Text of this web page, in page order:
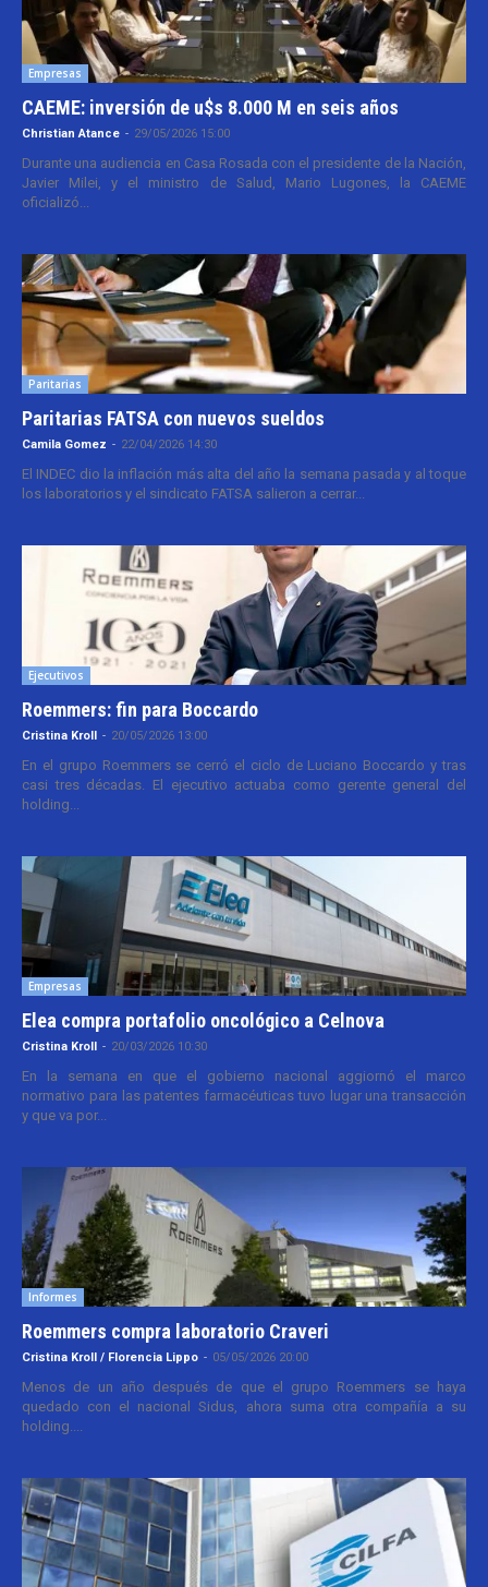
Empresas
CAEME: inversión de u$s 8.000 M en seis años
Christian Atance - 29/05/2026 15:00
Durante una audiencia en Casa Rosada con el presidente de la Nación,
Javier Milei, y el ministro de Salud, Mario Lugones, la CAEME
oficializó...
Paritarias
Paritarias FATSA con nuevos sueldos
Camila Gomez - 22/04/2026 14:30
El INDEC dio la inflación más alta del año la semana pasada y al toque
los laboratorios y el sindicato FATSA salieron a cerrar...
Ejecutivos
Roemmers: fin para Boccardo
Cristina Kroll - 20/05/2026 13:00
En el grupo Roemmers se cerró el ciclo de Luciano Boccardo y tras
casi tres décadas. El ejecutivo actuaba como gerente general del
holding...
Empresas
Elea compra portafolio oncológico a Celnova
Cristina Kroll - 20/03/2026 10:30
En la semana en que el gobierno nacional aggiornó el marco
normativo para las patentes farmacéuticas tuvo lugar una transacción
y que va por...
Informes
Roemmers compra laboratorio Craveri
Cristina Kroll / Florencia Lippo - 05/05/2026 20:00
Menos de un año después de que el grupo Roemmers se haya
quedado con el nacional Sidus, ahora suma otra compañía a su
holding....